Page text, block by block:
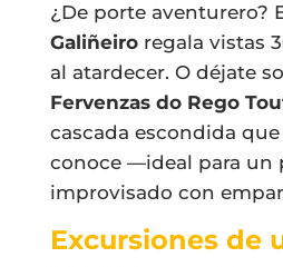
¿De porte aventurero?
Galiñeiroregala vistas
al atardecer. O déjate
Fervenzas do Rego
cascada escondida
conoce —ideal para un
improvisado con
Excursiones de